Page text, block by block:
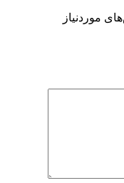
موردنیاز